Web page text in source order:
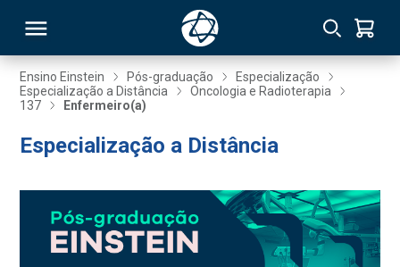
Ensino Einstein Pós-graduação
Especialização
Especialização a Distância
Oncologia e Radioterapia
137
Enfermeiro(a)
Especialização a Distância